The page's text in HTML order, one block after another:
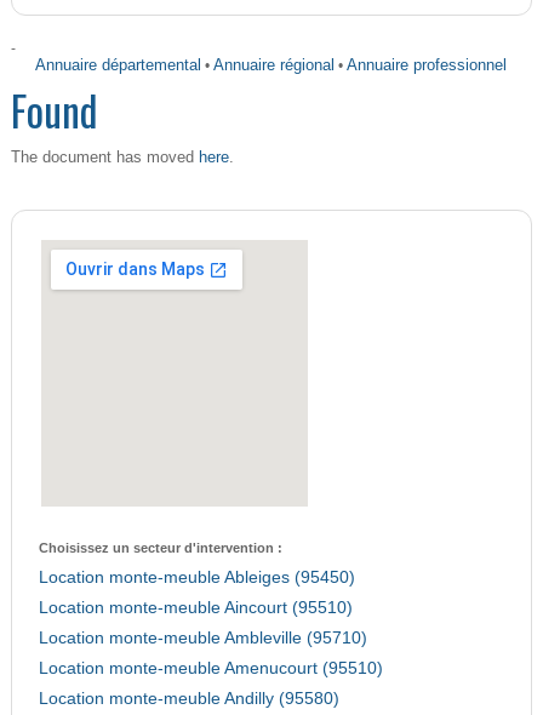
-
Annuaire départemental •Annuaire régional •Annuaire professionnel
Found
The document has moved here.
Choisissez un secteur d'intervention :
Location monte-meuble Ableiges (95450)
Location monte-meuble Aincourt (95510)
Location monte-meuble Ambleville (95710)
Location monte-meuble Amenucourt (95510)
Location monte-meuble Andilly (95580)